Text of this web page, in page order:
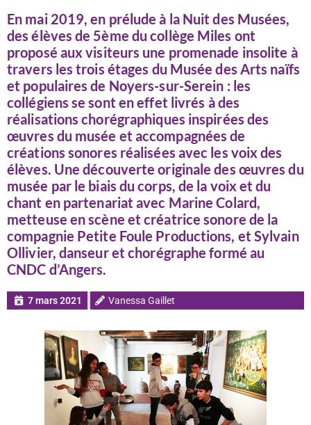
En mai 2019, en prélude à la Nuit des Musées,
des élèves de 5ème du collège Miles ont
proposé aux visiteurs une promenade insolite à
travers les trois étages du Musée des Arts naïfs
et populaires de Noyers-sur-Serein : les
collégiens se sont en effet livrés à des
réalisations chorégraphiques inspirées des
œuvres du musée et accompagnées de
créations sonores réalisées avec les voix des
élèves. Une découverte originale des œuvres du
musée par le biais du corps, de la voix et du
chant en partenariat avec Marine Colard,
metteuse en scène et créatrice sonore de la
compagnie Petite Foule Productions, et Sylvain
Ollivier, danseur et chorégraphe formé au
CNDC d’Angers.
7 mars 2021 Vanessa Gaillet